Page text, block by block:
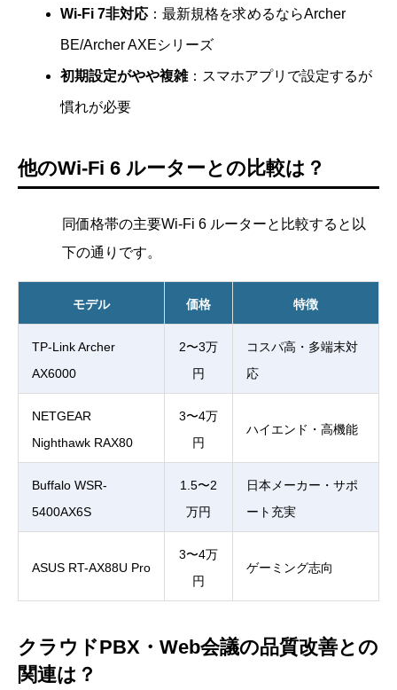
Wi-Fi 7非対応 ：最新規格を求めるならArcher
BE/Archer AXEシリーズ
初期設定がやや複雑：スマホアプリで設定するが
慣れが必要
他のWi-Fi 6 ルーターとの比較は？
同価格帯の主要Wi-Fi 6 ルーターと比較すると以
下の通りです。
モデル 価格 特徴
TP-Link Archer
AX6000
2〜3万
円
コスパ高・多端末対
応
NETGEAR
Nighthawk RAX80
3〜4万
円
ハイエンド・高機能
Buffalo WSR-
5400AX6S
1.5〜2
万円
日本メーカー・サポ
ート充実
ASUS RT-AX88U Pro
3〜4万
円
ゲーミング志向
クラウドPBX・Web会議の品質改善との
関連は？